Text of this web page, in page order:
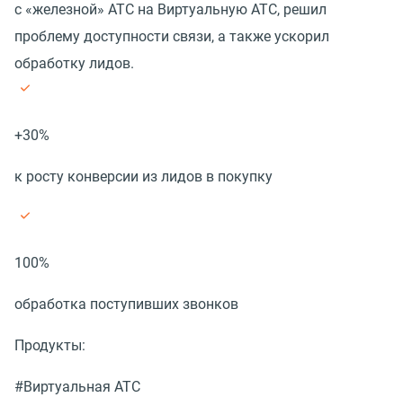
с «железной» АТС на Виртуальную АТС, решил
проблему доступности связи, а также ускорил
обработку лидов.
+30%
к росту конверсии из лидов в покупку
100%
обработка поступивших звонков
Продукты:
#Виртуальная АТС